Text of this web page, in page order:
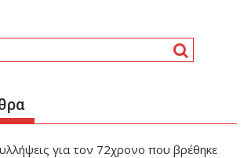
για τον 72χρονο που βρέθηκε